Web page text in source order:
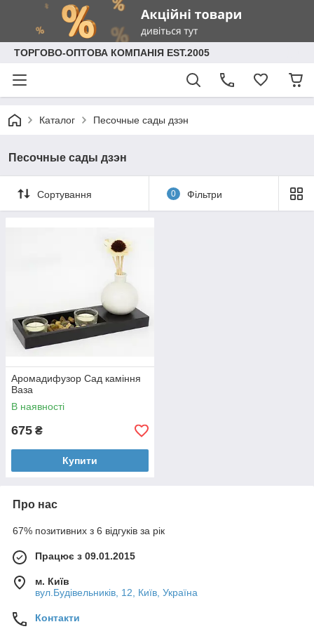
ТОРГОВО-ОПТОВА КОМПАНІЯ EST.2005
Каталог Песочные сады дзэн
Песочные сады дзэн
Сортування 0 Фільтри
Аромадифузор Сад каміння
Ваза
В наявності
675 ₴
Купити
Про нас
67% позитивних з 6 відгуків за рік
Працює з 09.01.2015
м. Київ
вул.Будівельників, 12, Київ, Україна
Контакти